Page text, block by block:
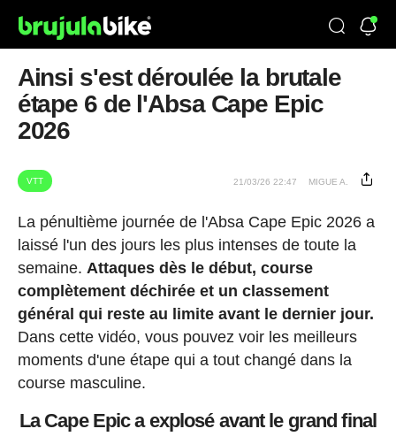
Ainsi s'est déroulée la brutale
étape 6 de l'Absa Cape Epic
2026
VTT 21/03/26 22:47 MIGUE A.
La pénultième journée de l'Absa Cape Epic 2026 a
laissé l'un des jours les plus intenses de toute la
semaine. Attaques dès le début, course
complètement déchirée et un classement
général qui reste au limite avant le dernier jour.
Dans cette vidéo, vous pouvez voir les meilleurs
moments d'une étape qui a tout changé dans la
course masculine.
La Cape Epic a explosé avant le grand final